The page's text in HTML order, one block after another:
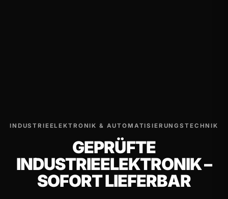
INDUSTRIEELEKTRONIK & AUTOMATISIERUNGSTECHNIK
GEPRÜFTE
INDUSTRIEELEKTRONIK –
SOFORT LIEFERBAR